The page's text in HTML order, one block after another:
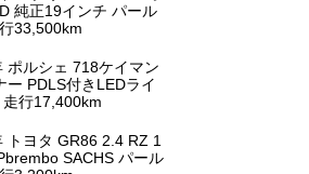
純正19インチ パール
33,500km
ポルシェ 718ケイマン
ー PDLS付きLEDライ
走行17,400km
トヨタ GR86 2.4 RZ 1
SACHS パール